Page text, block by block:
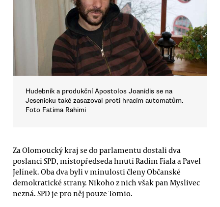
Hudebník a produkční Apostolos Joanidis se na
Jesenicku také zasazoval proti hracím automatům.
Foto Fatima Rahimi
Za Olomoucký kraj se do parlamentu dostali dva
poslanci SPD, místopředseda hnutí Radim Fiala a Pavel
Jelínek. Oba dva byli v minulosti členy Občanské
demokratické strany. Nikoho z nich však pan Myslivec
nezná. SPD je pro něj pouze Tomio.